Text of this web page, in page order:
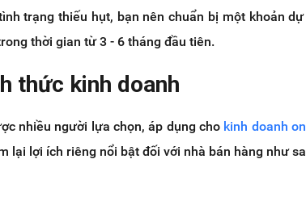
trạng thiếu hụt, bạn nên chuẩn bị một khoản
thời gian từ 3 - 6 tháng đầu tiên.
thức kinh doanh
nhiều người lựa chọn, áp dụng cho kinh doanh
lại lợi ích riêng nổi bật đối với nhà bán hàng như